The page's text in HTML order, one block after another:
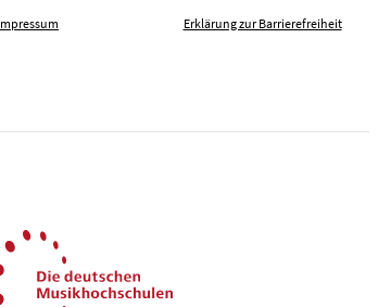
Erklärung zur Barrierefreiheit